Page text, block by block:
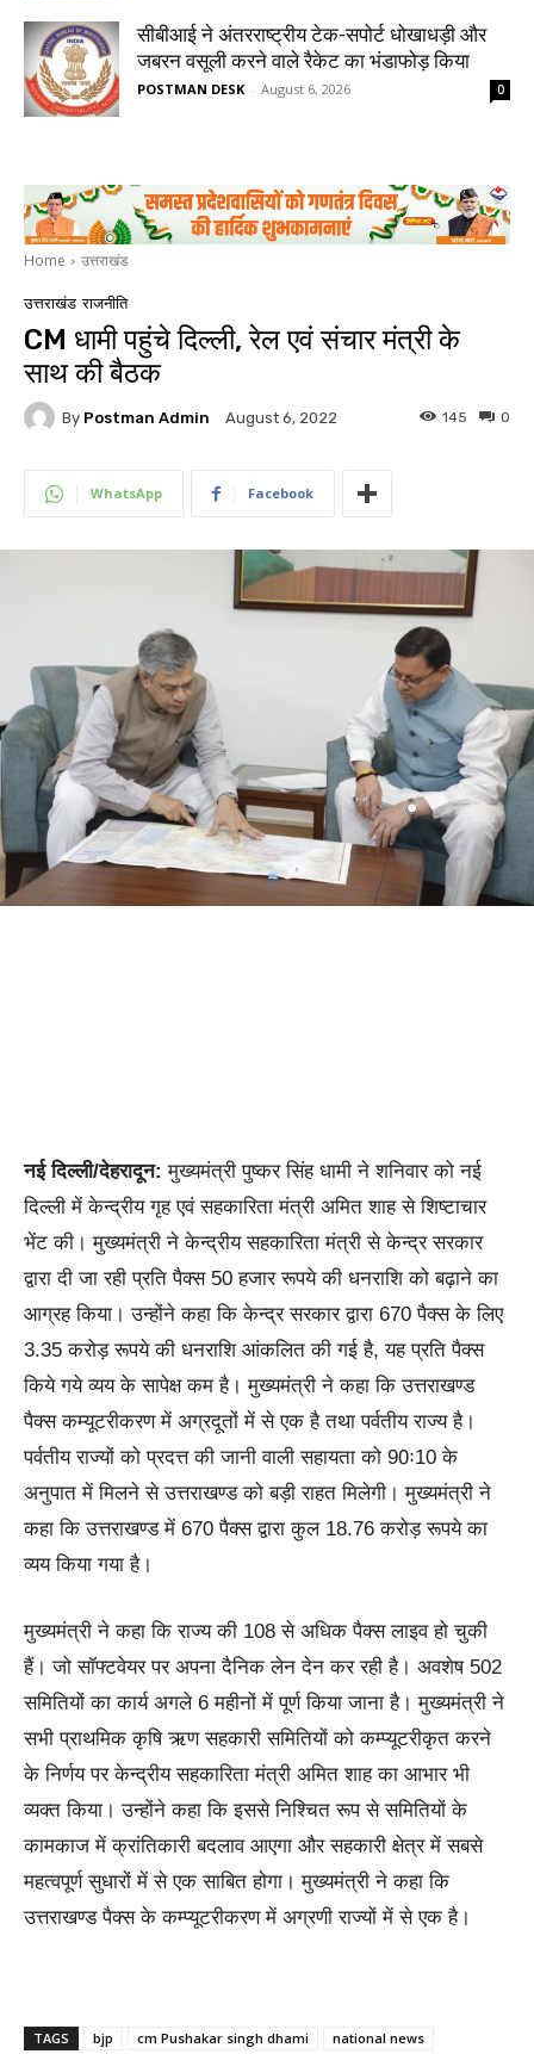
सीबीआई ने अंतरराष्ट्रीय टेक-सपोर्ट धोखाधड़ी और
जबरन वसूली करने वाले रैकेट का भंडाफोड़ किया
POSTMAN DESK - August 6, 2026 0